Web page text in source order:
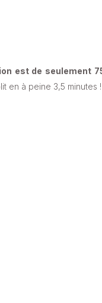
est de seulement
en à peine 3,5 minutes !